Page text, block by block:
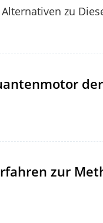
zu
zur